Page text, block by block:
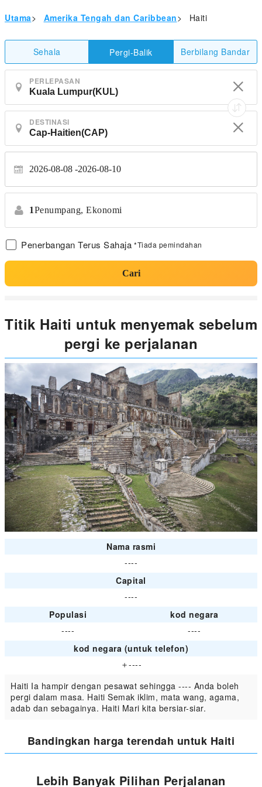
Utama> Amerika Tengah dan Caribbean> Haiti
Sehala Pergi-Balik Berbilang Bandar
PERLEPASAN
DESTINASI
2026-08-08 2026-08-10
1Penumpang, Ekonomi
Penerbangan Terus Sahaja *Tiada pemindahan
Cari
Titik Haiti untuk menyemak sebelum
pergi ke perjalanan
Nama rasmi
----
Capital
----
Populasi
kod negara
----
----
kod negara (untuk telefon)
＋----
Haiti Ia hampir dengan pesawat sehingga ---- Anda boleh
pergi dalam masa. Haiti Semak iklim, mata wang, agama,
adab dan sebagainya. Haiti Mari kita bersiar-siar.
Bandingkan harga terendah untuk Haiti
Lebih Banyak Pilihan Perjalanan